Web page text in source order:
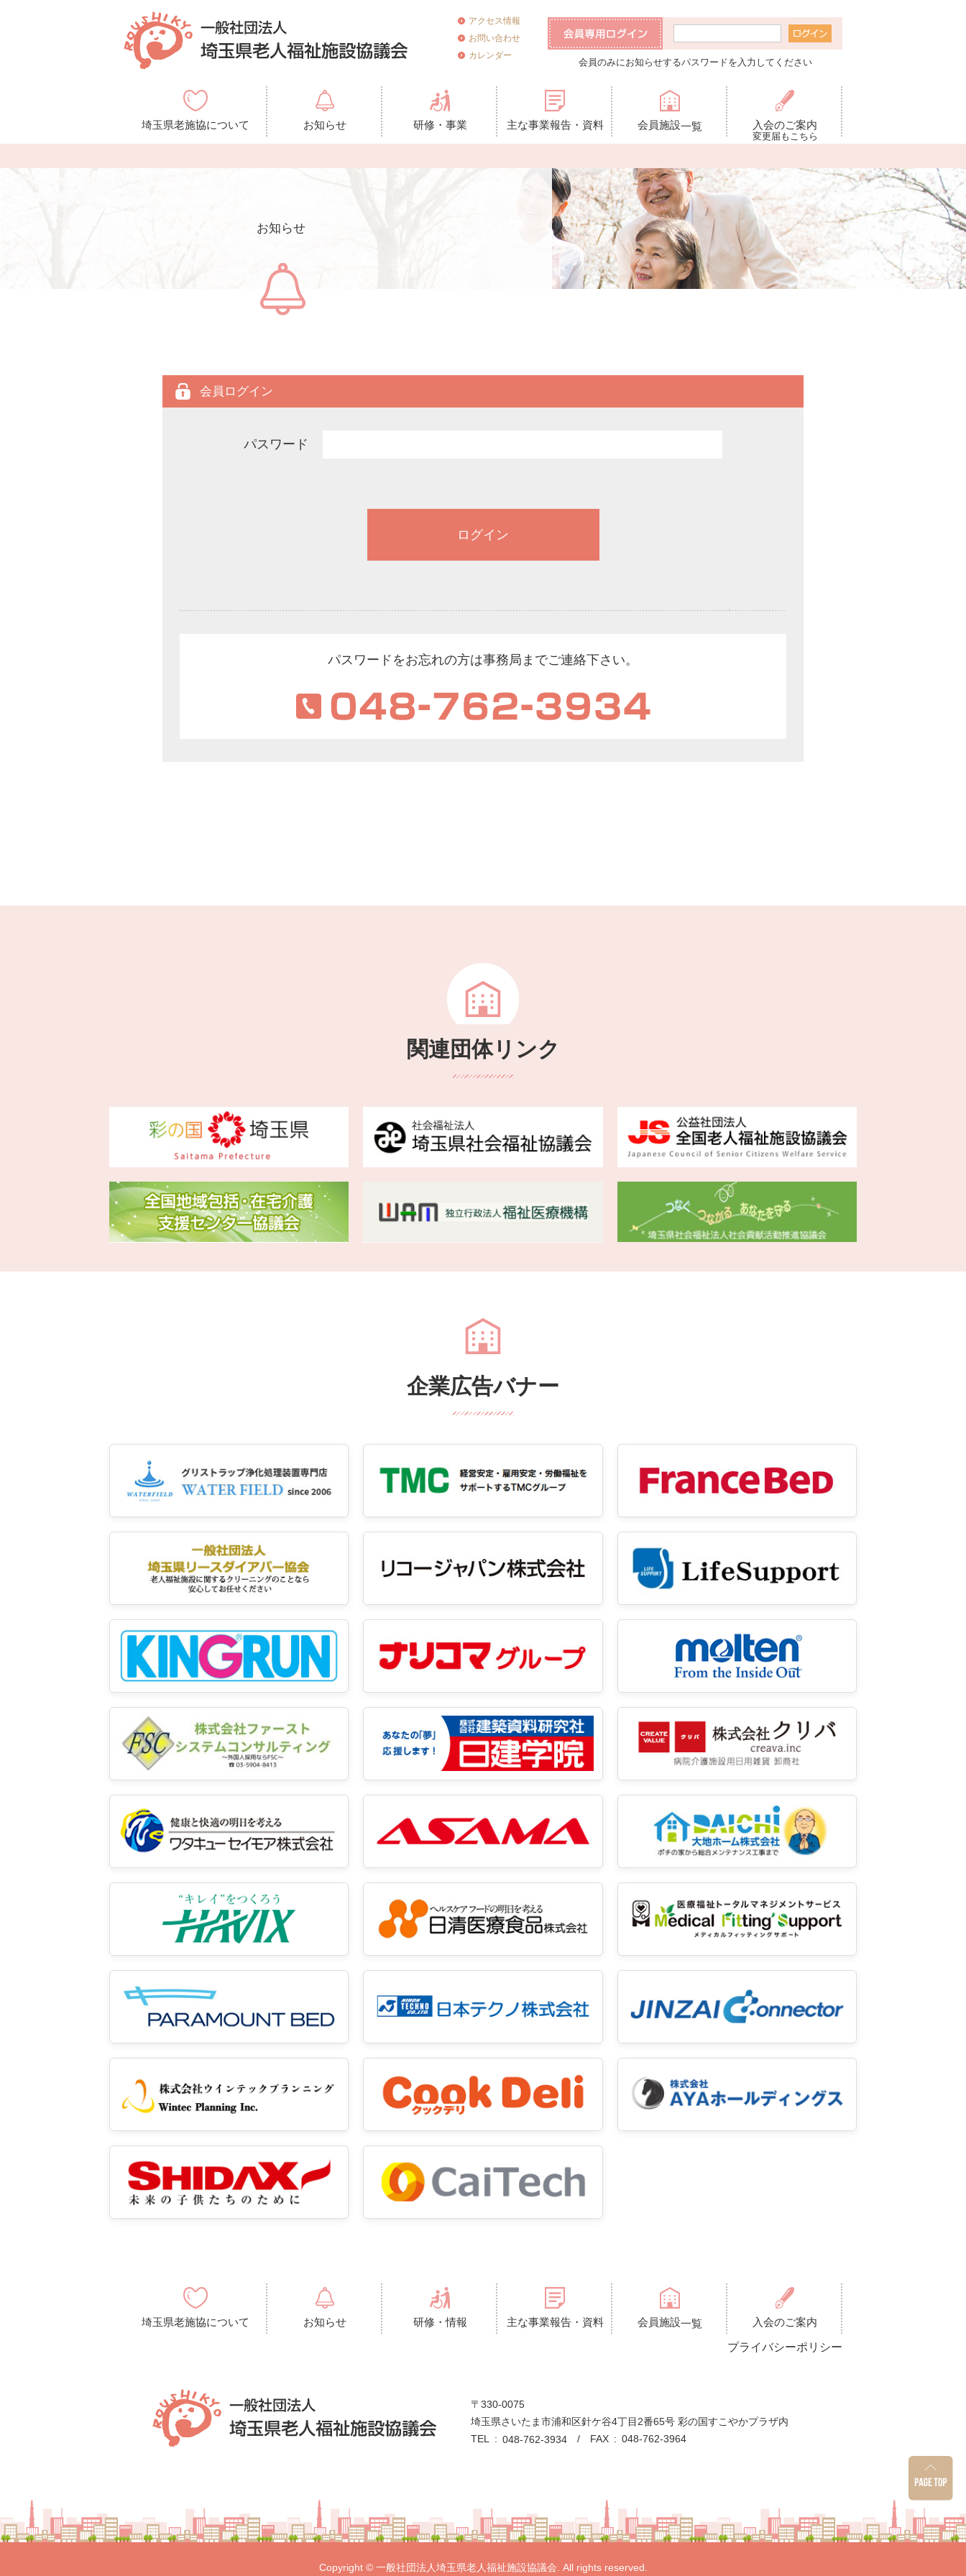
会員のみにお知らせするパスワードを入力してください
埼玉県老施協について お知らせ 研修・事業 主な事業報告・資料 会員施設一覧 入会のご案内
変更届もこちら
アクセス情報
お問い合わせ
カレンダー
お知らせ
会員ログイン
パスワード
パスワードをお忘れの方は事務局までご連絡下さい。
関連団体リンク
企業広告バナー
埼玉県老施協について お知らせ 研修・情報 主な事業報告・資料 会員施設一覧 入会のご案内
プライバシーポリシー
〒330-0075
埼玉県さいたま市浦和区針ケ谷4丁目2番65号 彩の国すこやかプラザ内
TEL
048-762-3934 FAX 048-762-3964
Copyright © 一般社団法人埼玉県老人福祉施設協議会. All rights reserved.